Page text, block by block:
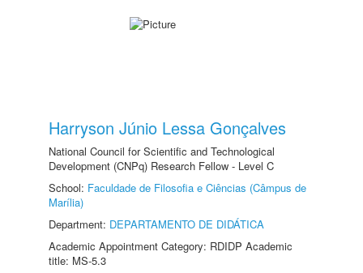
Harryson Júnio Lessa Gonçalves
National Council for Scientific and Technological
Development (CNPq) Research Fellow - Level C
School: Faculdade de Filosofia e Ciências (Câmpus de
Marília)
Department: DEPARTAMENTO DE DIDÁTICA
Academic Appointment Category: RDIDP Academic
title: MS-5.3